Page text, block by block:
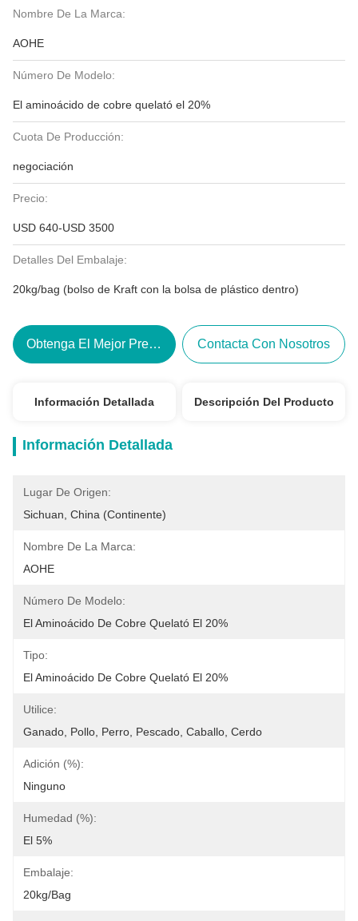
Nombre De La Marca:
AOHE
Número De Modelo:
El aminoácido de cobre quelató el 20%
Cuota De Producción:
negociación
Precio:
USD 640-USD 3500
Detalles Del Embalaje:
20kg/bag (bolso de Kraft con la bolsa de plástico dentro)
Obtenga El Mejor Precio Contacta Con Nosotros
Información Detallada Descripción Del Producto
Información Detallada
Lugar De Origen:
Sichuan, China (continente)
Nombre De La Marca:
AOHE
Número De Modelo:
El Aminoácido De Cobre Quelató El 20%
Tipo:
El Aminoácido De Cobre Quelató El 20%
Utilice:
Ganado, Pollo, Perro, Pescado, Caballo, Cerdo
Adición (%):
Ninguno
Humedad (%):
El 5%
Embalaje:
20kg/bag